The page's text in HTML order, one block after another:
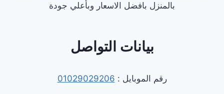
بالمنزل بافضل الاسعار وبأعلي جودة
بيانات التواصل
رقم الموبايل : 01029029206